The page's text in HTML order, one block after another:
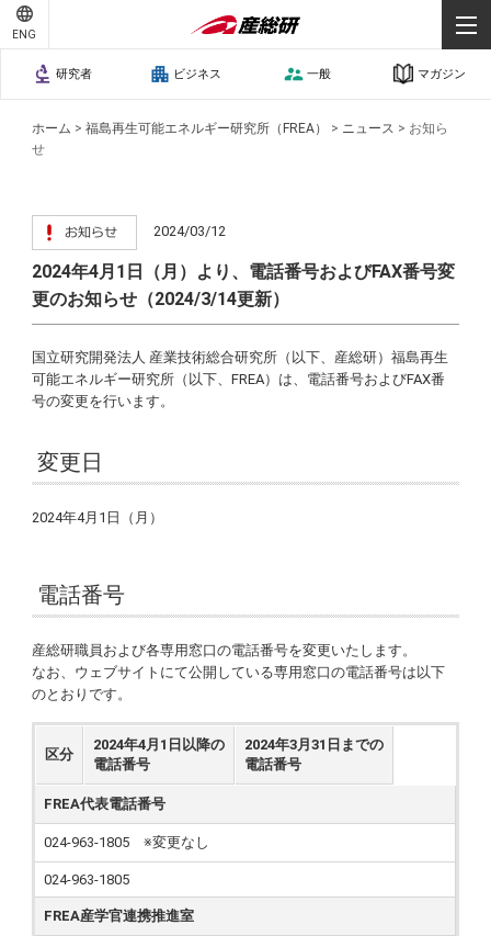
ENG
研究者 ビジネス 一般 マガジン
ホーム >福島再生可能エネルギー研究所（FREA） > ニュース > お知ら
せ
2024/03/12
2024年4月1日（月）より、電話番号およびFAX番号変
更のお知らせ（2024/3/14更新）
国立研究開発法人 産業技術総合研究所（以下、産総研）福島再生
可能エネルギー研究所（以下、FREA）は、電話番号およびFAX番
号の変更を行います。
変更日
2024年4月1日（月）
電話番号
産総研職員および各専用窓口の電話番号を変更いたします。
なお、ウェブサイトにて公開している専用窓口の電話番号は以下
のとおりです。
区分
2024年4月1日以降の
電話番号
2024年3月31日までの
電話番号
FREA代表電話番号
024-963-1805 ※変更なし
024-963-1805
FREA産学官連携推進室